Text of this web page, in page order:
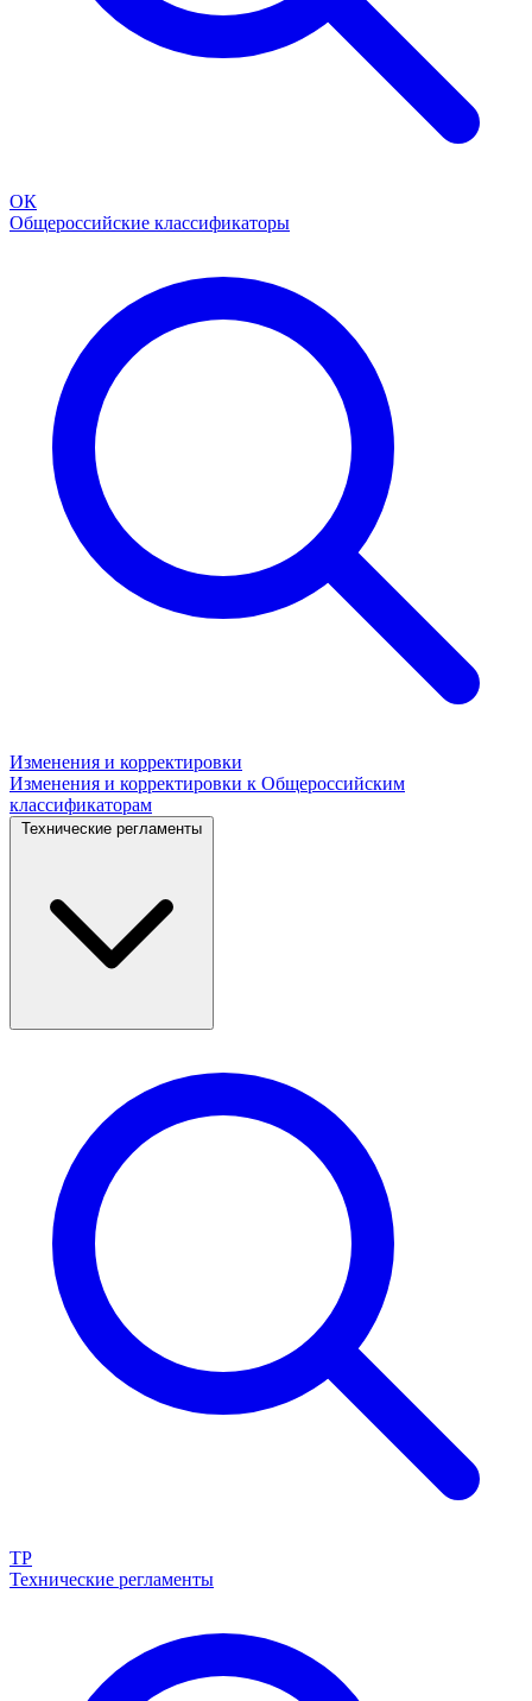
ОК
Общероссийские классификаторы
Изменения и корректировки
Изменения и корректировки к Общероссийским
классификаторам
Технические регламенты
ТР
Технические регламенты